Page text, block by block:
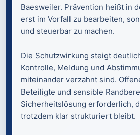
Baesweiler. Prävention heißt in
erst im Vorfall zu bearbeiten,
und steuerbar zu machen.
Die Schutzwirkung steigt
Kontrolle, Meldung und
miteinander verzahnt sind.
Beteiligte und sensible
Sicherheitslösung erforderlich,
trotzdem klar strukturiert bleibt.